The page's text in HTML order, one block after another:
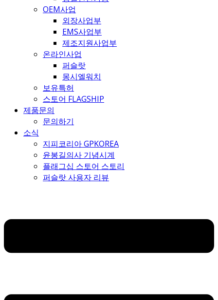
OEM사업
외장사업부
EMS사업부
제조지원사업부
온라인사업
퍼슬랏
몽시엘워치
보유특허
스토어 FLAGSHIP
제품문의
문의하기
소식
지피코리아 GPKOREA
윤봉길의사 기념시계
플래그십 스토어 스토리
퍼슬랏 사용자 리뷰